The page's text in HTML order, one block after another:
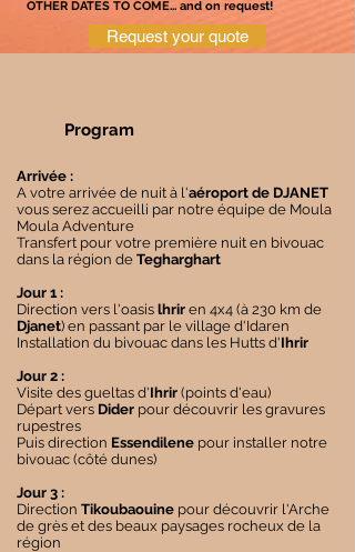
OTHER DATES TO COME... and on request!
Request your quote
Arrivée :
A votre arrivée de nuit à l'aéroport de DJANET
vous serez accueilli par notre équipe de Moula
Moula Adventure
Transfert pour votre première nuit en bivouac
dans la région de Tegharghart
Jour 1 :
Direction vers l'oasis lhrir en 4x4 (à 230 km de
Djanet) en passant par le village d'Idaren
Installation du bivouac dans les Hutts d'Ihrir
Jour 2 :
Visite des gueltas d'Ihrir (points d'eau)
Départ vers Dider pour découvrir les gravures
rupestres
Puis direction Essendilene pour installer notre
bivouac (côté dunes)
Jour 3 :
Direction Tikoubaouine pour découvrir l'Arche
de grès et des beaux paysages rocheux de la
région
Program